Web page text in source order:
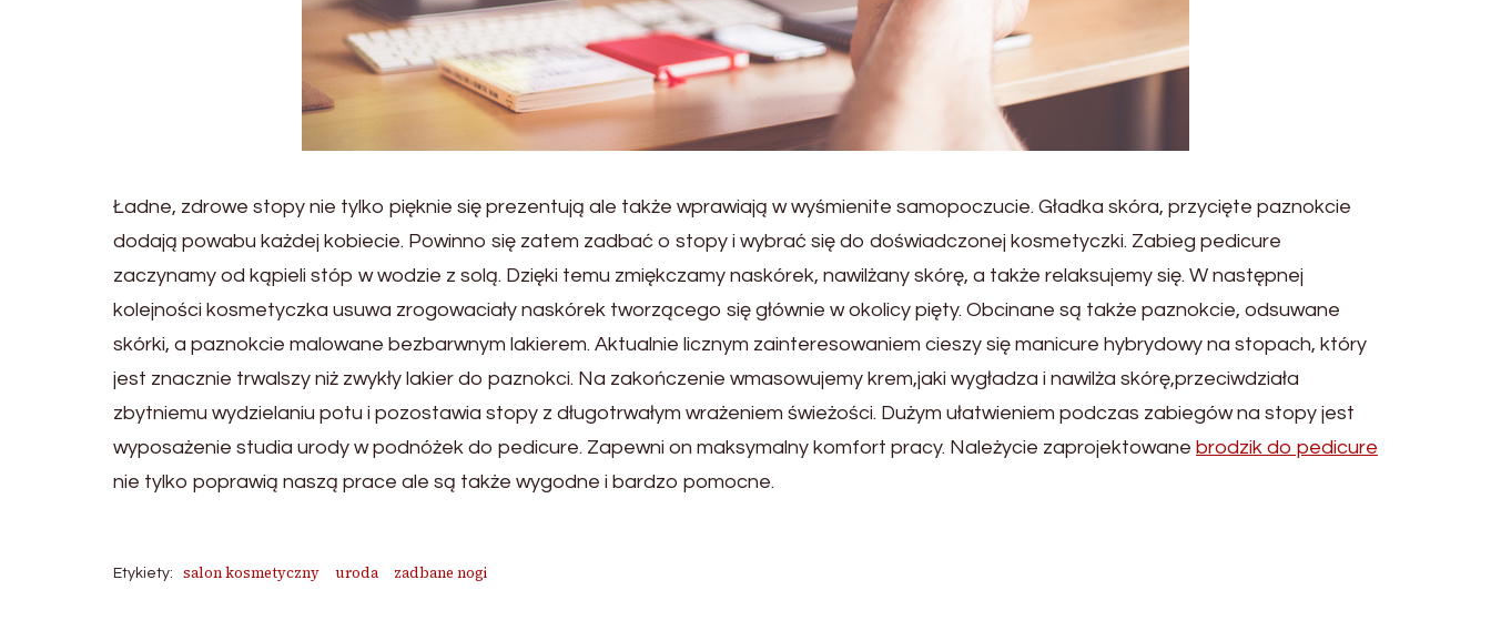
Ładne, zdrowe stopy nie tylko pięknie się prezentują ale także wprawiają w wyśmienite samopoczucie. Gładka skóra, przycięte paznokcie
dodają powabu każdej kobiecie. Powinno się zatem zadbać o stopy i wybrać się do doświadczonej kosmetyczki. Zabieg pedicure
zaczynamy od kąpieli stóp w wodzie z solą. Dzięki temu zmiękczamy naskórek, nawilżany skórę, a także relaksujemy się. W następnej
kolejności kosmetyczka usuwa zrogowaciały naskórek tworzącego się głównie w okolicy pięty. Obcinane są także paznokcie, odsuwane
skórki, a paznokcie malowane bezbarwnym lakierem. Aktualnie licznym zainteresowaniem cieszy się manicure hybrydowy na stopach, który
jest znacznie trwalszy niż zwykły lakier do paznokci. Na zakończenie wmasowujemy krem,jaki wygładza i nawilża skórę,przeciwdziała
zbytniemu wydzielaniu potu i pozostawia stopy z długotrwałym wrażeniem świeżości. Dużym ułatwieniem podczas zabiegów na stopy jest
wyposażenie studia urody w podnóżek do pedicure. Zapewni on maksymalny komfort pracy. Należycie zaprojektowane brodzik do pedicure
nie tylko poprawią naszą prace ale są także wygodne i bardzo pomocne.
Etykiety: salon kosmetyczny uroda zadbane nogi